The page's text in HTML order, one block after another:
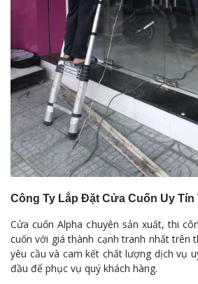
Công Ty Lắp Đặt Cửa Cuốn Uy
Cửa cuốn Alpha chuyên sản xuất, thi
cuốn với giá thành cạnh tranh nhất trên
yêu cầu và cam kết chất lượng dịch vụ
đầu để phục vụ quý khách hàng.